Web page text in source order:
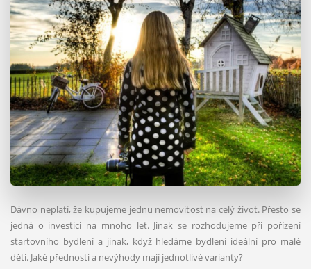
Dávno neplatí, že kupujeme jednu nemovitost na celý život. Přesto se
jedná o investici na mnoho let. Jinak se rozhodujeme při pořízení
startovního bydlení a jinak, když hledáme bydlení ideální pro malé
děti. Jaké přednosti a nevýhody mají jednotlivé varianty?